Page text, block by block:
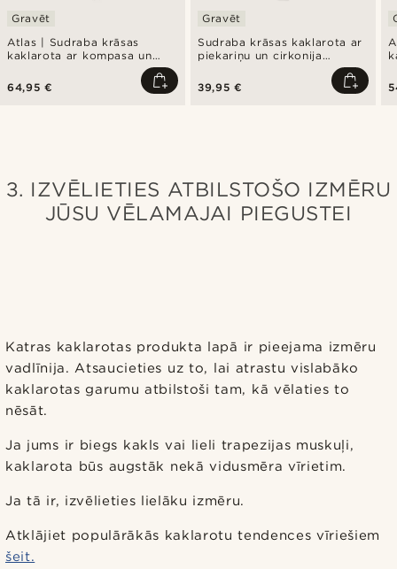
Atlas | Sudraba krāsas
kaklarota ar kompasa un
Gravēt
64,95 €
Sudraba krāsas kaklarota ar
piekariņu un cirkonija
Gravēt
39,95 €
3. IZVĒLIETIES ATBILSTOŠO IZMĒRU
JŪSU VĒLAMAJAI PIEGUSTEI
Katras kaklarotas produkta lapā ir pieejama izmēru
vadlīnija. Atsaucieties uz to, lai atrastu vislabāko
kaklarotas garumu atbilstoši tam, kā vēlaties to
nēsāt.
Ja jums ir biegs kakls vai lieli trapezijas muskuļi,
kaklarota būs augstāk nekā vidusmēra vīrietim.
Ja tā ir, izvēlieties lielāku izmēru.
Atklājiet populārākās kaklarotu tendences vīriešiem
šeit.